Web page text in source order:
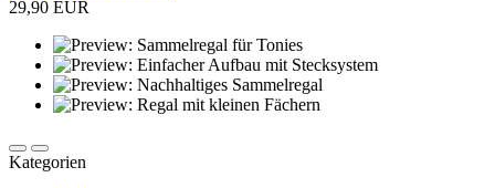
29,90 EUR
Kategorien